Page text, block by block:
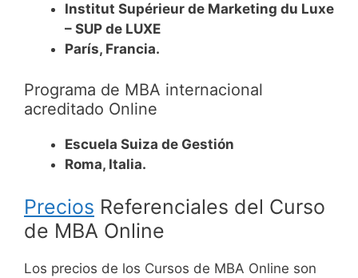
Institut Supérieur de Marketing du Luxe
– SUP de LUXE
París, Francia.
Programa de MBA internacional
acreditado Online
Escuela Suiza de Gestión
Roma, Italia.
Precios Referenciales del Curso
de MBA Online
Los precios de los Cursos de MBA Online son